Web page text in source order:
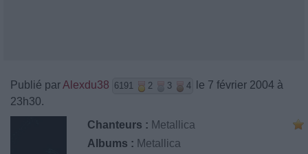
Publié parAlexdu38 6191 2 3 4
le 7 février 2004 à
23h30.
Chanteurs : Metallica
Albums : Metallica